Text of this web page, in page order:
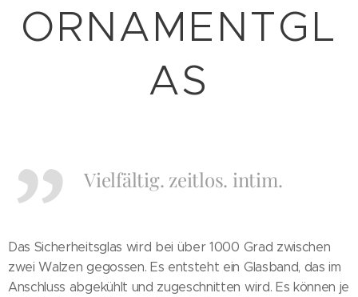
ORNAMENTGL
AS
Vielfältig. zeitlos. intim.
Das Sicherheitsglas wird bei über 1000 Grad zwischen
zwei Walzen gegossen. Es entsteht ein Glasband, das im
Anschluss abgekühlt und zugeschnitten wird. Es können je